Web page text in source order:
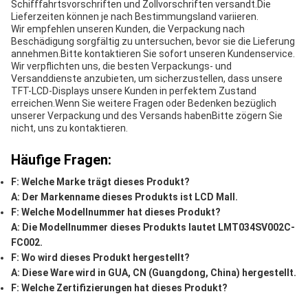
Schifffahrtsvorschriften und Zollvorschriften versandt.Die
Lieferzeiten können je nach Bestimmungsland variieren.
Wir empfehlen unseren Kunden, die Verpackung nach
Beschädigung sorgfältig zu untersuchen, bevor sie die Lieferung
annehmen.Bitte kontaktieren Sie sofort unseren Kundenservice.
Wir verpflichten uns, die besten Verpackungs- und
Versanddienste anzubieten, um sicherzustellen, dass unsere
TFT-LCD-Displays unsere Kunden in perfektem Zustand
erreichen.Wenn Sie weitere Fragen oder Bedenken bezüglich
unserer Verpackung und des Versands habenBitte zögern Sie
nicht, uns zu kontaktieren.
Häufige Fragen:
F: Welche Marke trägt dieses Produkt?
A: Der Markenname dieses Produkts ist LCD Mall.
F: Welche Modellnummer hat dieses Produkt?
A: Die Modellnummer dieses Produkts lautet LMT034SV002C-
FC002.
F: Wo wird dieses Produkt hergestellt?
A: Diese Ware wird in GUA, CN (Guangdong, China) hergestellt.
F: Welche Zertifizierungen hat dieses Produkt?